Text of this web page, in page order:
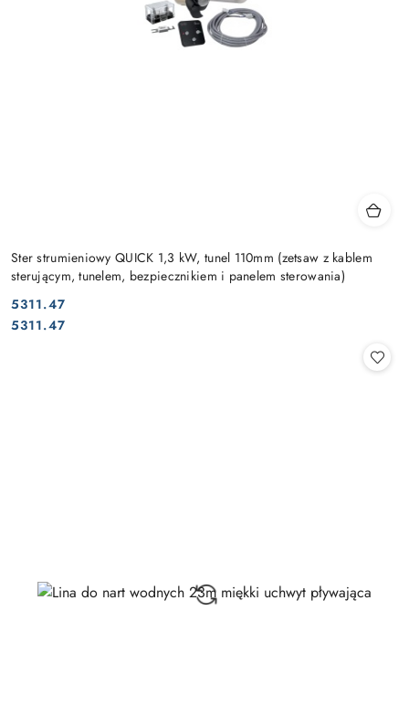
Ster strumieniowy QUICK 1,3 kW, tunel 110mm (zetsaw z kablem
sterującym, tunelem, bezpiecznikiem i panelem sterowania)
Cena:
5311.47
Cena:
5311.47